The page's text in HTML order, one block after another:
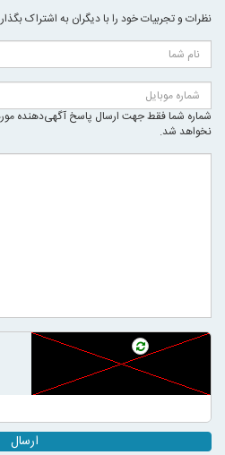
نظرات و تجربیات خود را با دیگران به اشتراک
شماره شما فقط جهت ارسال پاسخ آگهی‌دهنده
نخواهد شد.
ارسال